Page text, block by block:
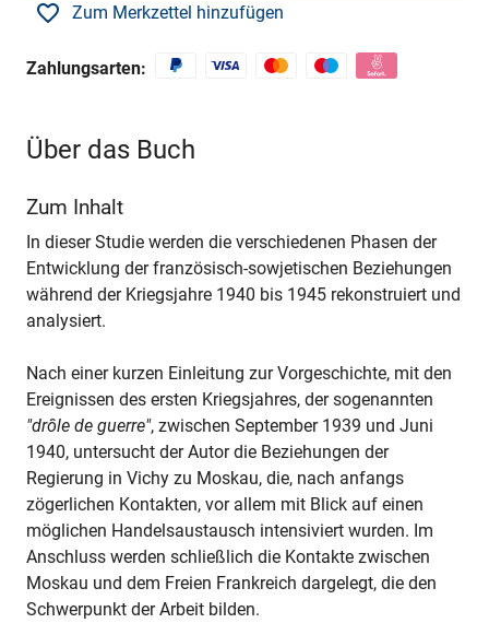
Zum Merkzettel hinzufügen
Zahlungsarten:
Über das Buch
Zum Inhalt
In dieser Studie werden die verschiedenen Phasen der
Entwicklung der französisch-sowjetischen Beziehungen
während der Kriegsjahre 1940 bis 1945 rekonstruiert und
analysiert.
Nach einer kurzen Einleitung zur Vorgeschichte, mit den
Ereignissen des ersten Kriegsjahres, der sogenannten
"drôle de guerre", zwischen September 1939 und Juni
1940, untersucht der Autor die Beziehungen der
Regierung in Vichy zu Moskau, die, nach anfangs
zögerlichen Kontakten, vor allem mit Blick auf einen
möglichen Handelsaustausch intensiviert wurden. Im
Anschluss werden schließlich die Kontakte zwischen
Moskau und dem Freien Frankreich dargelegt, die den
Schwerpunkt der Arbeit bilden.